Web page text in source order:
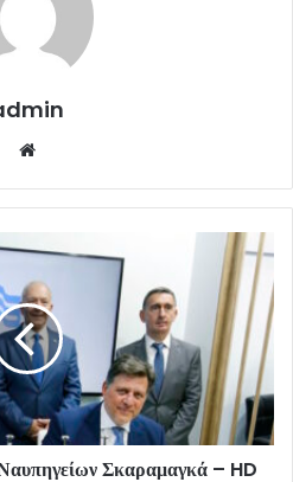
Σκαραμαγκά – HD